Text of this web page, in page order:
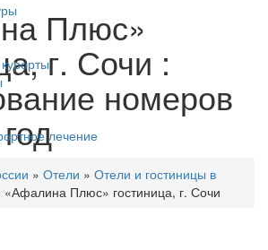
лечение
Плюс»
г. Сочи :
номеров
» Отели » Отели и гостиницы в
«Афалина Плюс» гостиница, г. Сочи